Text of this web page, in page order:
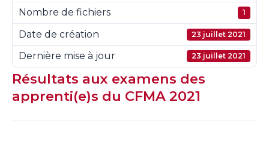
Nombre de fichiers 1
Date de création 23 juillet 2021
Dernière mise à jour 23 juillet 2021
Résultats aux examens des
apprenti(e)s du CFMA 2021